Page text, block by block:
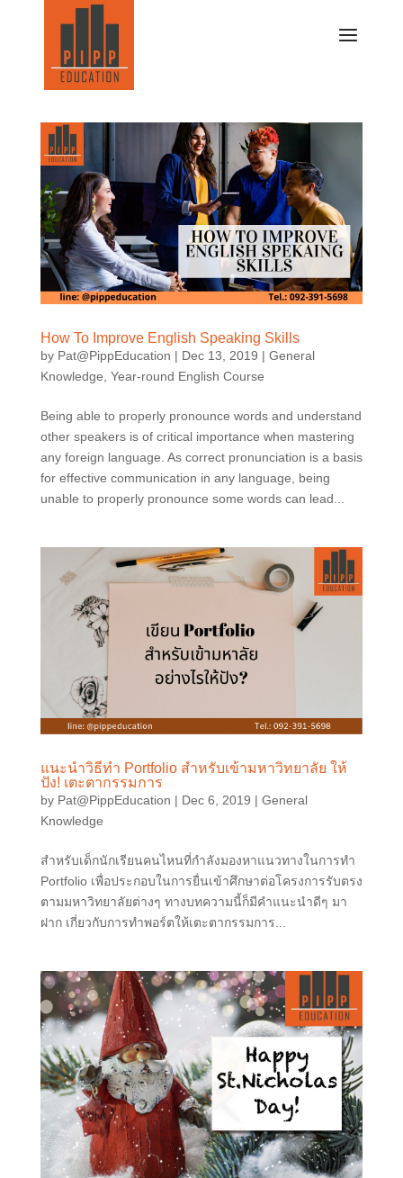
How To Improve English Speaking Skills
by Pat@PippEducation | Dec 13, 2019 | General
Knowledge Year-round English Course
Being able to properly pronounce words and understand
other speakers is of critical importance when mastering
any foreign language. As correct pronunciation is a basis
for effective communication in any language, being
unable to properly pronounce some words can lead...
แนะนำวิธีทำ Portfolio สำหรับเข้ามหาวิทยาลัย ให้
ปัง! เตะตากรรมการ
by Pat@PippEducation | Dec 6, 2019 | General
Knowledge
สำหรับเด็กนักเรียนคนไหนที่กำลังมองหาแนวทางในการทำ
Portfolio เพื่อประกอบในการยื่นเข้าศึกษาต่อโครงการรับตรง
ตามมหาวิทยาลัยต่างๆ ทางบทความนี้ก็มีคำแนะนำดีๆ มา
ฝาก เกี่ยวกับการทำพอร์ตให้เตะตากรรมการ...